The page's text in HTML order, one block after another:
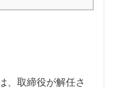
、取締役が解任さ